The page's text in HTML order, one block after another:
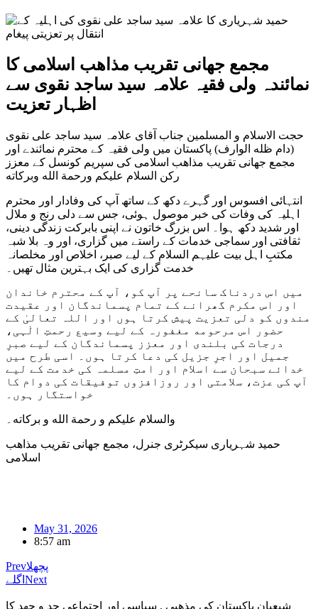
مجمع جهانی تقریب مذاهب اسلامی کا
نمائندہ ولی فقیہ علامہ سید ساجد نقوی سے
اظہار تعزیت
حجت الاسلام و المسلمین جناب آقای علامہ سید ساجد علی نقوی
(دام ظله الوارف) پاکستان میں ولی فقیہ کے محترم نمائندے اور
مجمع جهانی تقریب مذاهب اسلامی کی سپریم کونسل کے معزز
رکن السلام عليكم ورحمة الله وبركاته
انتہائی افسوس اور گہرے دکھ کے ساتھ آپ کی وفادار اور محترم
اہلیہ کی وفات کی خبر موصول ہوئی، جس سے دلی رنج و ملال
اور شدید دکھ ہوا۔ اس بزرگ خاتون نے اپنی بابرکت زندگی دینی،
ثقافتی اور سماجی خدمات کے راستے میں گزاری، اور وہ بلا شبہ
مکتبِ اہل بیت علیہم السلام کے لیے صبر، اخلاص اور مخلصانہ
خدمت گزاری کی ایک بہترین مثال تھیں۔
میں اس دردناک سانحے پر آپ کو، آپ کے محترم خاندان
اور اس مکرم گھرانے کے تمام پسماندگان اور عقیدت
مندوں کو دلی تعزیت پیش کرتا ہوں اور اللہ تعالیٰ کے
حضور اس مرحومه مغفورہ کے لیے وسیع رحمتِ الٰہی،
درجات کی بلندی اور معزز پسماندگان کے لیے صبرِ
جمیل اور اجرِ جزیل کی دعا کرتا ہوں۔ اسی طرح میں
خدائے سبحان سے اسلام اور امتِ مسلمہ کی خدمت کے لیے
آپ کی عزت، سلامتی اور روزافزوں توفیقات کی دوام کا
خواستگار ہوں۔
والسلام عليكم و رحمة الله و بركاته۔
حمید شہریاری سیکرٹری جنرل، مجمع جهانی تقریب مذاهب
اسلامی
May 31, 2026
8:57 am
Prevپچھلا
اگلے Next
شیعیان پاکستان کی مذهبی , سیاسی اور اجتماعی جد و جهد کا